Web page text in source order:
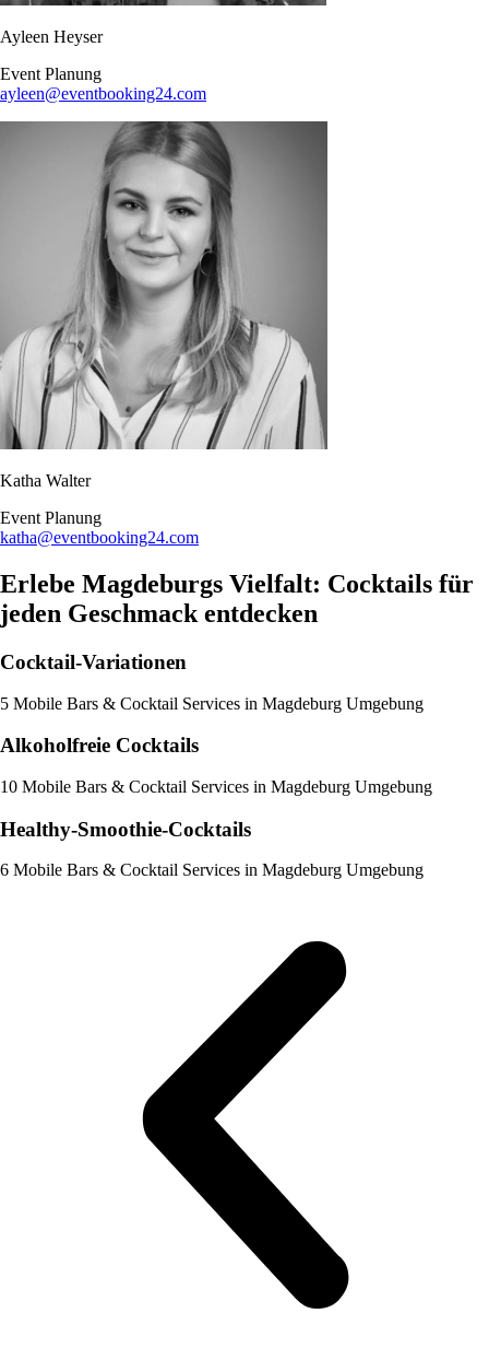
Ayleen Heyser
Event Planung​
ayleen@eventbooking24.com
Katha Walter
Event Planung​
katha@eventbooking24.com
Erlebe Magdeburgs Vielfalt: Cocktails für
jeden Geschmack entdecken
Cocktail-Variationen
5 Mobile Bars & Cocktail Services in Magdeburg Umgebung
Alkoholfreie Cocktails
10 Mobile Bars & Cocktail Services in Magdeburg Umgebung
Healthy-Smoothie-Cocktails
6 Mobile Bars & Cocktail Services in Magdeburg Umgebung